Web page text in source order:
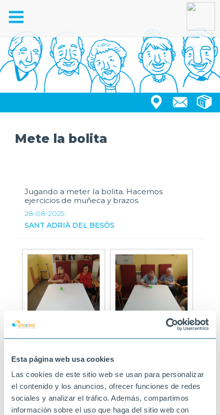
Esta página web usa cookies
Las cookies de este sitio web se usan para personalizar
el contenido y los anuncios, ofrecer funciones de redes
sociales y analizar el tráfico. Además, compartimos
información sobre el uso que haga del sitio web con
Toggle
navigation
Mete la bolita
Jugando a meter la bolita. Hacemos
ejercicios de muñeca y brazos.
28-08-2025
SANT ADRIÀ DEL BESÒS